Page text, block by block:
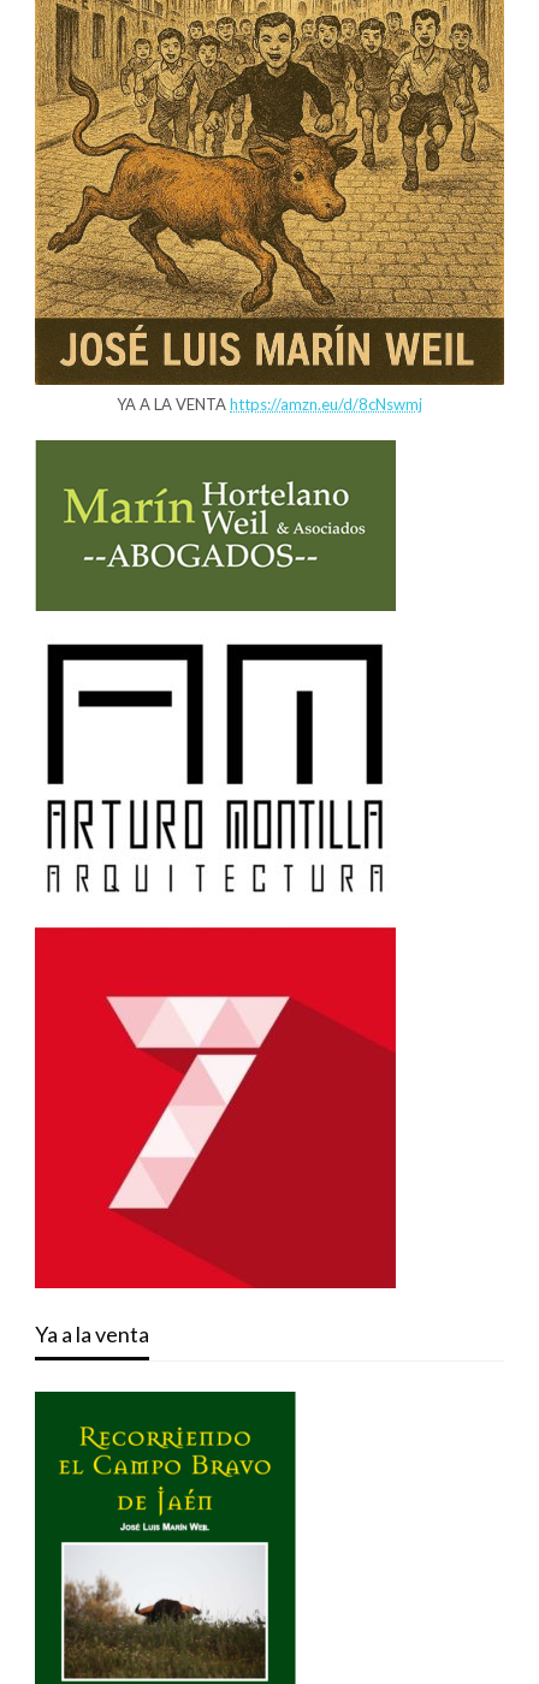
YA A LA VENTAhttps://amzn.eu/d/8cNswmj
Ya a la venta